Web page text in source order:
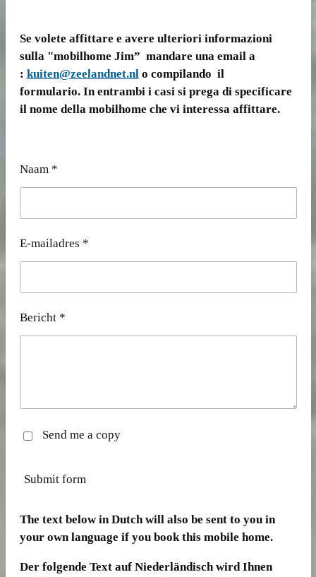
Se volete affittare e avere ulteriori informazioni
sulla "mobilhome Jim” mandare una email a
: kuiten@zeelandnet.nlo compilando il
formulario. In entrambi i casi si prega di specificare
il nome della mobilhome che vi interessa affittare.
Naam *
E-mailadres *
Bericht *
Send me a copy
Submit form
The text below in Dutch will also be sent to you in
your own language if you book this mobile home.
Der folgende Text auf Niederländisch wird Ihnen